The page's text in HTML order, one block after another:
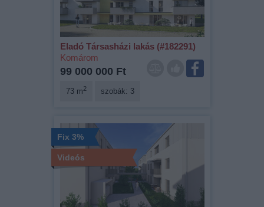
Eladó Társasházi lakás (#182291)
Komárom
99 000 000 Ft
73 m2 szobák: 3
Fix 3%
Videós